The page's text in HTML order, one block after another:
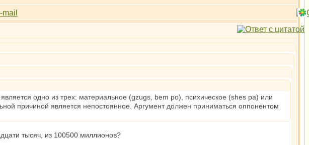
одно из трех: материальное (gzugs, bem po), психическое (shes pa) или
причиной является непостоянное. Аргумент должен приниматься оппонентом
тысяч, из 100500 миллионов?